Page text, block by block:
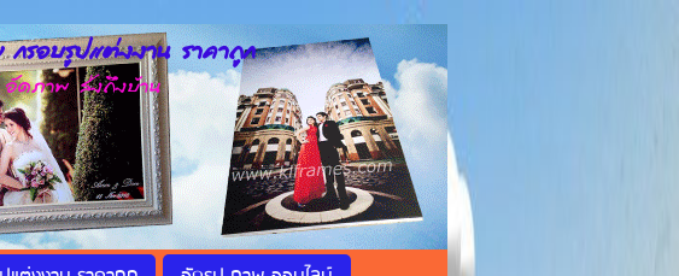
อบรูปแต่งงาน ราคาถูก
ดภาพ ส่งถึงบ้าน